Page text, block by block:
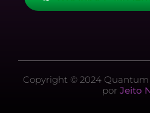
m
-
f
Copyright © 2024
por Jeito